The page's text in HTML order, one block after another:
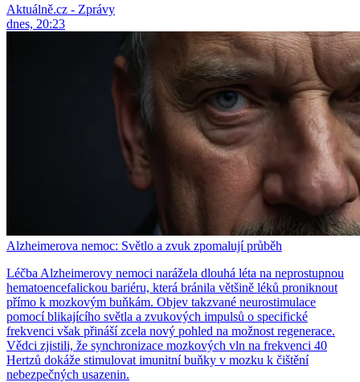
Aktuálně.cz - Zprávy
dnes, 20:23
Alzheimerova nemoc: Světlo a zvuk zpomalují průběh
Léčba Alzheimerovy nemoci narážela dlouhá léta na neprostupnou
hematoencefalickou bariéru, která bránila většině léků proniknout
přímo k mozkovým buňkám. Objev takzvané neurostimulace
pomocí blikajícího světla a zvukových impulsů o specifické
frekvenci však přináší zcela nový pohled na možnost regenerace.
Vědci zjistili, že synchronizace mozkových vln na frekvenci 40
Hertzů dokáže stimulovat imunitní buňky v mozku k čištění
nebezpečných usazenin.